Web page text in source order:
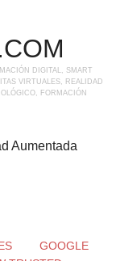
DIGITAL, SMART
VIRTUALES, REALIDAD
FORMACIÓN
Aumentada
GOOGLE